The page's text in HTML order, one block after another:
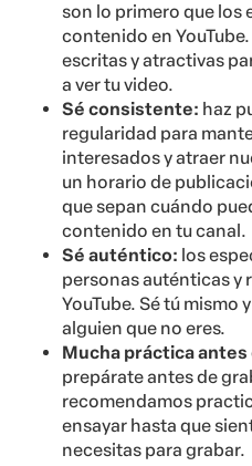
son lo primero que los
contenido en
escritas y atractivas
a ver tu video.
Sé consistente: haz
regularidad para
interesados y atraer
un horario de
que sepan cuándo
contenido en tu canal.
Sé auténtico: los
personas auténticas y
YouTube. Sé tú mismo
alguien que no eres.
Mucha práctica antes
prepárate antes de
recomendamos
ensayar hasta que
necesitas para grabar.